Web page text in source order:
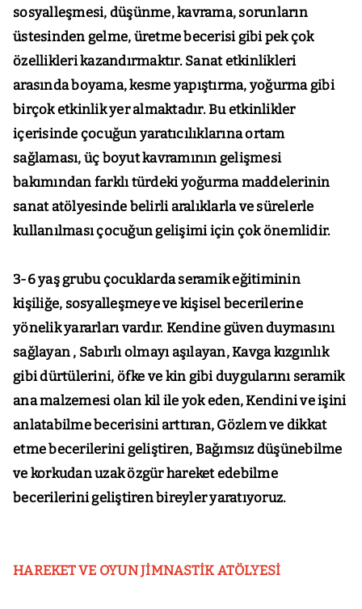
sosyalleşmesi, düşünme, kavrama, sorunların
üstesinden gelme, üretme becerisi gibi pek çok
özellikleri kazandırmaktır. Sanat etkinlikleri
arasında boyama, kesme yapıştırma, yoğurma gibi
birçok etkinlik yer almaktadır. Bu etkinlikler
içerisinde çocuğun yaratıcılıklarına ortam
sağlaması, üç boyut kavramının gelişmesi
bakımından farklı türdeki yoğurma maddelerinin
sanat atölyesinde belirli aralıklarla ve sürelerle
kullanılması çocuğun gelişimi için çok önemlidir.
3-6 yaş grubu çocuklarda seramik eğitiminin
kişiliğe, sosyalleşmeye ve kişisel becerilerine
yönelik yararları vardır. Kendine güven duymasını
sağlayan , Sabırlı olmayı aşılayan, Kavga kızgınlık
gibi dürtülerini, öfke ve kin gibi duygularını seramik
ana malzemesi olan kil ile yok eden, Kendini ve işini
anlatabilme becerisini arttıran, Gözlem ve dikkat
etme becerilerini geliştiren, Bağımsız düşünebilme
ve korkudan uzak özgür hareket edebilme
becerilerini geliştiren bireyler yaratıyoruz.
HAREKET VE OYUN JİMNASTİK ATÖLYESİ